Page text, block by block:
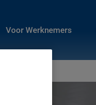
Voor Werknemers